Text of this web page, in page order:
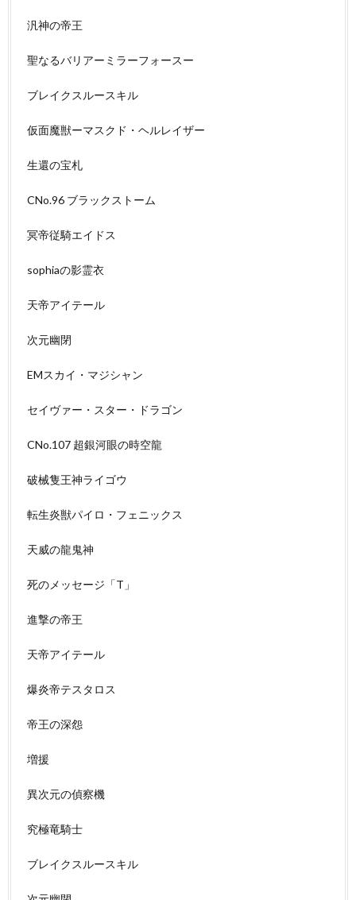
汎神の帝王
聖なるバリアーミラーフォースー
ブレイクスルースキル
仮面魔獣ーマスクド・ヘルレイザー
生還の宝札
CNo.96 ブラックストーム
冥帝従騎エイドス
sophiaの影霊衣
天帝アイテール
次元幽閉
EMスカイ・マジシャン
セイヴァー・スター・ドラゴン
CNo.107 超銀河眼の時空龍
破械隻王神ライゴウ
転生炎獣パイロ・フェニックス
天威の龍鬼神
死のメッセージ「T」
進撃の帝王
天帝アイテール
爆炎帝テスタロス
帝王の深怨
増援
異次元の偵察機
究極竜騎士
ブレイクスルースキル